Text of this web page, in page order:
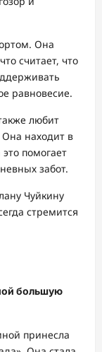
Она
считает, что
равновесие.
любит
находит в
помогает
забот.
Чуйкину
стремится
большую
принесла